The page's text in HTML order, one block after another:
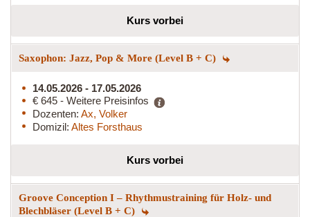
Kurs vorbei
Saxophon: Jazz, Pop & More (Level B + C)
14.05.2026 - 17.05.2026
€ 645 - Weitere Preisinfos
Dozenten: Ax, Volker
Domizil: Altes Forsthaus
Kurs vorbei
Groove Conception I – Rhythmustraining für Holz- und
Blechbläser (Level B + C)